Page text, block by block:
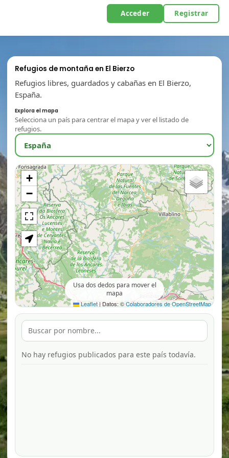
Acceder Registrar
Refugios de montaña en El Bierzo
Refugios libres, guardados y cabañas en El Bierzo,
España.
Explora el mapa
Selecciona un país para centrar el mapa y ver el listado de
refugios.
+
−
Leaflet|Datos: ©Colaboradores de OpenStreetMap
Usa dos dedos para mover el
mapa
No hay refugios publicados para este país todavía.